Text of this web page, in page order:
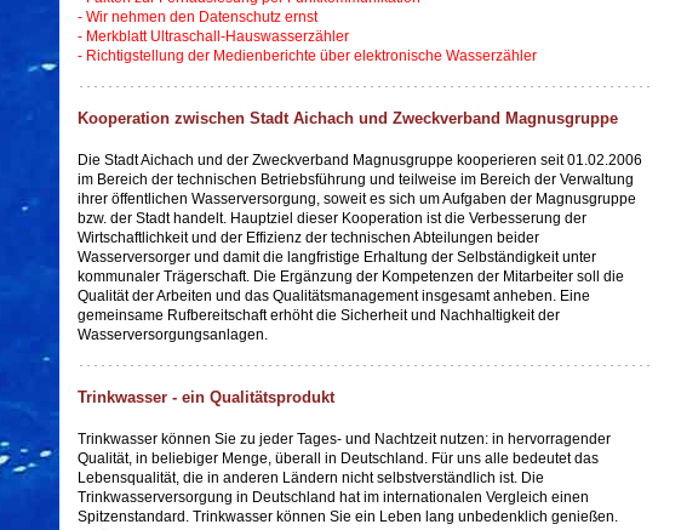
- Wir nehmen den Datenschutz ernst
- Merkblatt Ultraschall-Hauswasserzähler
- Richtigstellung der Medienberichte über elektronische Wasserzähler
Kooperation zwischen Stadt Aichach und Zweckverband Magnusgruppe
Die Stadt Aichach und der Zweckverband Magnusgruppe kooperieren seit 01.02.2006
im Bereich der technischen Betriebsführung und teilweise im Bereich der Verwaltung
ihrer öffentlichen Wasserversorgung, soweit es sich um Aufgaben der Magnusgruppe
bzw. der Stadt handelt. Hauptziel dieser Kooperation ist die Verbesserung der
Wirtschaftlichkeit und der Effizienz der technischen Abteilungen beider
Wasserversorger und damit die langfristige Erhaltung der Selbständigkeit unter
kommunaler Trägerschaft. Die Ergänzung der Kompetenzen der Mitarbeiter soll die
Qualität der Arbeiten und das Qualitätsmanagement insgesamt anheben. Eine
gemeinsame Rufbereitschaft erhöht die Sicherheit und Nachhaltigkeit der
Wasserversorgungsanlagen.
Trinkwasser - ein Qualitätsprodukt
Trinkwasser können Sie zu jeder Tages- und Nachtzeit nutzen: in hervorragender
Qualität, in beliebiger Menge, überall in Deutschland. Für uns alle bedeutet das
Lebensqualität, die in anderen Ländern nicht selbstverständlich ist. Die
Trinkwasserversorgung in Deutschland hat im internationalen Vergleich einen
Spitzenstandard. Trinkwasser können Sie ein Leben lang unbedenklich genießen.